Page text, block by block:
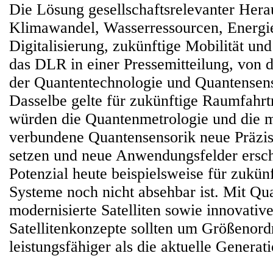
Die Lösung gesellschaftsrelevanter
Klimawandel, Wasserressourcen,
Digitalisierung, zukünftige Mobilität
das DLR in einer Pressemitteilung, von
der Quantentechnologie und
Dasselbe gelte für zukünftige
würden die Quantenmetrologie und die
verbundene Quantensensorik neue
setzen und neue Anwendungsfelder
Potenzial heute beispielsweise für
Systeme noch nicht absehbar ist. Mit
modernisierte Satelliten sowie
Satellitenkonzepte sollten um
leistungsfähiger als die aktuelle